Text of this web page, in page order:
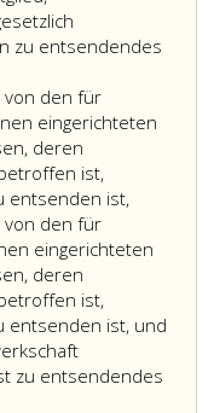
zu entsendendes
von den für
eingerichteten
deren
ist,
entsenden ist,
von den für
eingerichteten
deren
ist,
entsenden ist, und
zu entsendendes